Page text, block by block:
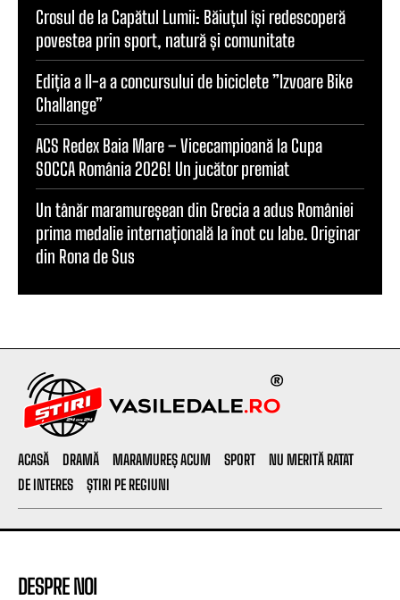
Crosul de la Capătul Lumii: Băiuțul își redescoperă
povestea prin sport, natură și comunitate
Ediția a II-a a concursului de biciclete ”Izvoare Bike
Challange”
ACS Redex Baia Mare – Vicecampioană la Cupa
SOCCA România 2026! Un jucător premiat
Un tânăr maramureșean din Grecia a adus României
prima medalie internațională la înot cu labe. Originar
din Rona de Sus
ACASĂ DRAMĂ MARAMUREȘ ACUM SPORT
NU MERITĂ RATAT
DE INTERES
ȘTIRI PE REGIUNI
DESPRE NOI